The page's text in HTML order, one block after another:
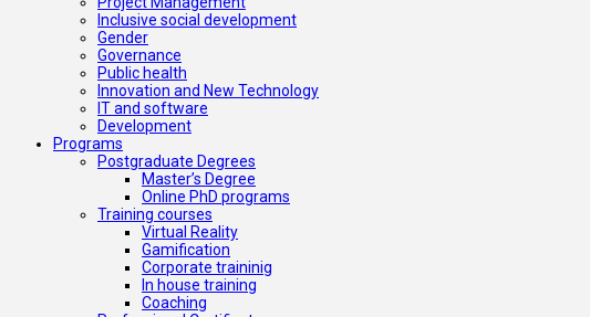
Inclusive social development
Gender
Governance
Public health
Innovation and New Technology
IT and software
Development
Programs
Postgraduate Degrees
Master’s Degree
Online PhD programs
Training courses
Virtual Reality
Gamification
Corporate traininig
In house training
Coaching